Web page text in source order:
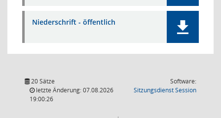
Niederschrift - öffentlich
20 Sätze
letzte Änderung: 07.08.2026
19:00:26
Software:
SitzungsdienstSession(Wird in